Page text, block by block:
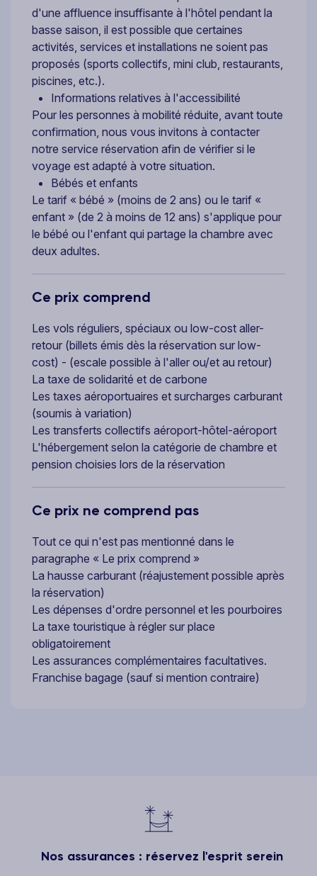
d'une affluence insuffisante à l'hôtel pendant la
basse saison, il est possible que certaines
activités, services et installations ne soient pas
proposés (sports collectifs, mini club, restaurants,
piscines, etc.).
Informations relatives à l'accessibilité
Pour les personnes à mobilité réduite, avant toute
confirmation, nous vous invitons à contacter
notre service réservation afin de vérifier si le
voyage est adapté à votre situation.
Bébés et enfants
Le tarif « bébé » (moins de 2 ans) ou le tarif «
enfant » (de 2 à moins de 12 ans) s'applique pour
le bébé ou l'enfant qui partage la chambre avec
deux adultes.
Ce prix comprend
Les vols réguliers, spéciaux ou low-cost aller-
retour (billets émis dès la réservation sur low-
cost) - (escale possible à l'aller ou/et au retour)
La taxe de solidarité et de carbone
Les taxes aéroportuaires et surcharges carburant
(soumis à variation)
Les transferts collectifs aéroport-hôtel-aéroport
L'hébergement selon la catégorie de chambre et
pension choisies lors de la réservation
Ce prix ne comprend pas
Tout ce qui n'est pas mentionné dans le
paragraphe « Le prix comprend »
La hausse carburant (réajustement possible après
la réservation)
Les dépenses d'ordre personnel et les pourboires
La taxe touristique à régler sur place
obligatoirement
Les assurances complémentaires facultatives.
Franchise bagage (sauf si mention contraire)
Nos assurances : réservez l'esprit serein